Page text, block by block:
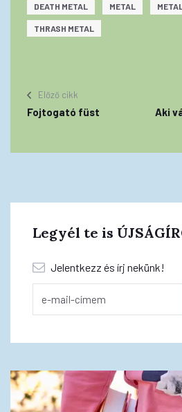
DEATH METAL METAL
THRASH METAL
Előző cikk
Fojtogató füst Aki
Legyél te is
Jelentkezz és írj nekünk!